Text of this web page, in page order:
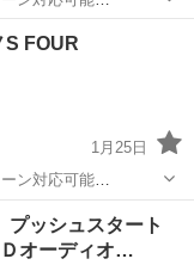
２、パートを
された方やローンが
S FOUR
1月25日
２、パートを
された方やローンが
ッシュスタート
オーディオ…